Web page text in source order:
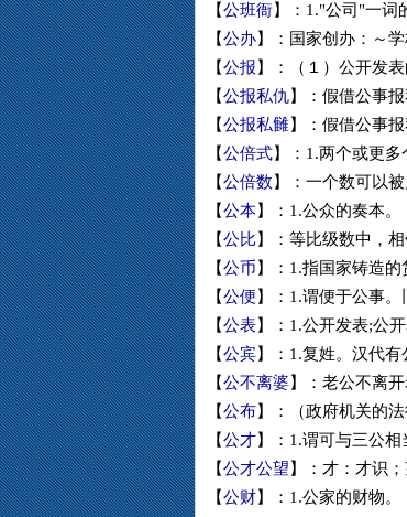
【公班衙】：1."公司"一词
【公办】：国家创办：～学
【公报 】：（１）公开发
【公报私仇】：假借公事报
【公报私雠】：假借公事
【公倍式】：1.两个或更多
【公倍数 】：一个数可以
【公本】：1.公众的奏本。
【公比 】：等比级数中，
【公币 】：1.指国家铸造的
【公便 】：1.谓便于公事
【公表】：1.公开发表;公
【公宾】：1.复姓。汉代有
【公不离婆】：老公不离
【公布】：（政府机关的
【公才】：1.谓可与三公相
【公才公望 】：才：才识
【公财】：1.公家的财物。